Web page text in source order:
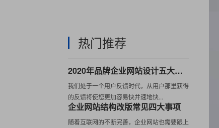
热门推荐
2020年品牌企业网站设计五大流行趋势
我们处于一个用户反馈时代，从用户那里获得
的反馈将使您更加容易快并速地快...
企业网站结构改版常见四大事项
随着互联网的不断完善，企业网站也需要跟上